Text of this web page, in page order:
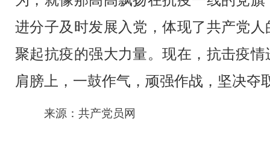
进分子及时发展入党，体现了共产党
聚起抗疫的强大力量。现在，抗击疫
肩膀上，一鼓作气，顽强作战，坚决
来源： 共产党员网